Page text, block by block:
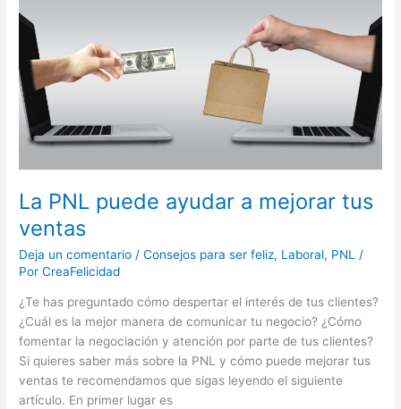
La PNL puede ayudar a mejorar tus
ventas
Deja un comentario /Consejos para ser feliz, Laboral, PNL
/
PorCreaFelicidad
¿Te has preguntado cómo despertar el interés de tus clientes?
¿Cuál es la mejor manera de comunicar tu negocio? ¿Cómo
fomentar la negociación y atención por parte de tus clientes?
Si quieres saber más sobre la PNL y cómo puede mejorar tus
ventas te recomendamos que sigas leyendo el siguiente
artículo. En primer lugar es
mejorar
tus
ventas